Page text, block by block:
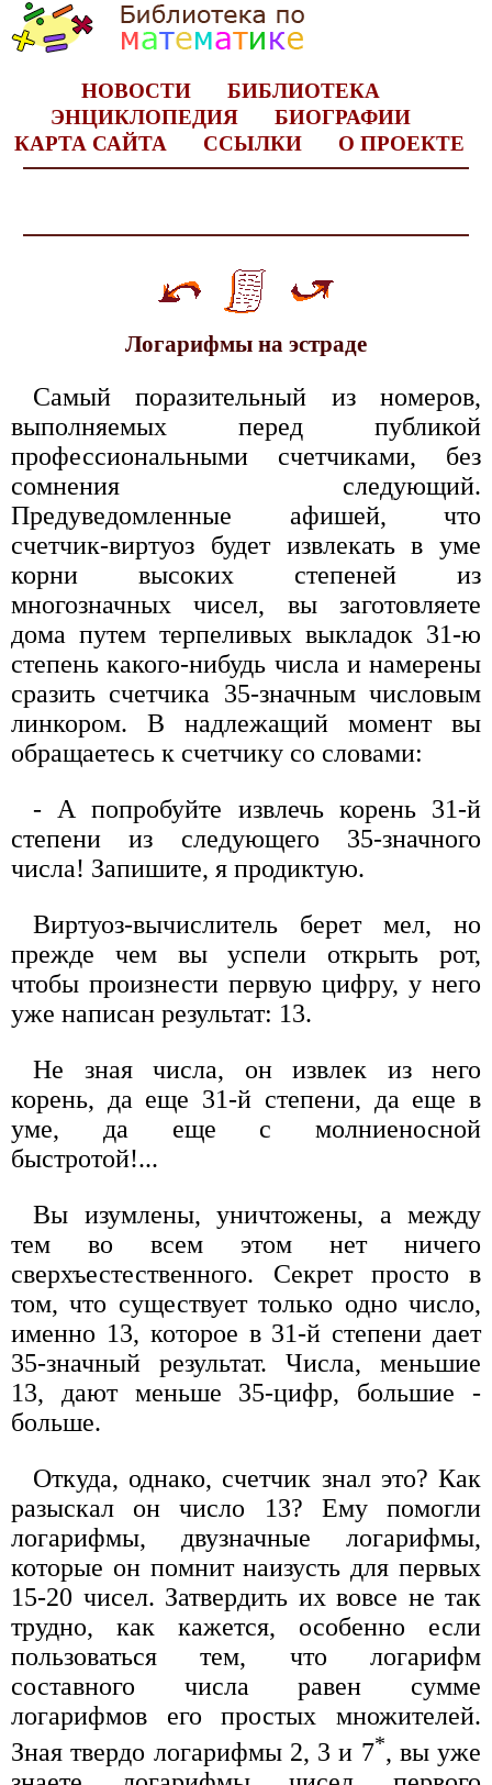
НОВОСТИ
БИБЛИОТЕКА
ЭНЦИКЛОПЕДИЯ
БИОГРАФИИ
КАРТА САЙТА
ССЫЛКИ О ПРОЕКТЕ
Логарифмы на эстраде
Самый поразительный из номеров,
выполняемых перед публикой
профессиональными счетчиками, без
сомнения следующий.
Предуведомленные афишей, что
счетчик-виртуоз будет извлекать в уме
корни высоких степеней из
многозначных чисел, вы заготовляете
дома путем терпеливых выкладок 31-ю
степень какого-нибудь числа и намерены
сразить счетчика 35-значным числовым
линкором. В надлежащий момент вы
обращаетесь к счетчику со словами:
- А попробуйте извлечь корень 31-й
степени из следующего 35-значного
числа! Запишите, я продиктую.
Виртуоз-вычислитель берет мел, но
прежде чем вы успели открыть рот,
чтобы произнести первую цифру, у него
уже написан результат: 13.
Не зная числа, он извлек из него
корень, да еще 31-й степени, да еще в
уме, да еще с молниеносной
быстротой!...
Вы изумлены, уничтожены, а между
тем во всем этом нет ничего
сверхъестественного. Секрет просто в
том, что существует только одно число,
именно 13, которое в 31-й степени дает
35-значный результат. Числа, меньшие
13, дают меньше 35-цифр, большие -
больше.
Откуда, однако, счетчик знал это? Как
разыскал он число 13? Ему помогли
логарифмы, двузначные логарифмы,
которые он помнит наизусть для первых
15-20 чисел. Затвердить их вовсе не так
трудно, как кажется, особенно если
пользоваться тем, что логарифм
составного числа равен сумме
логарифмов его простых множителей.
Зная твердо логарифмы 2, 3 и 7*, вы уже